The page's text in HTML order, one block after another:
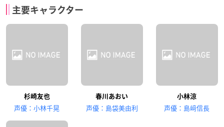
主要キャラクター
杉崎友也
声優：小林千晃
春川あおい
声優：島袋美由利
小林涼
声優：島﨑信長